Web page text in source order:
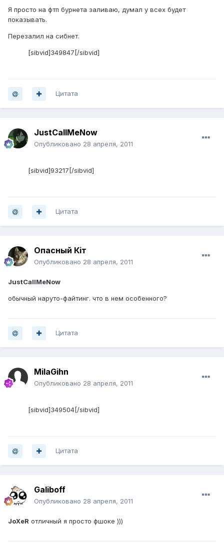
Я просто на фтп бурнета заливаю, думал у всех будет
показывать.
Перезалил на сибнет.
[sibvid]349847[/sibvid]
Цитата
JustCallMeNow
Опубликовано 28 апреля, 2011
[sibvid]93217[/sibvid]
Цитата
Опасный Кiт
Опубликовано 28 апреля, 2011
JustCallMeNow
обычный наруто-файтинг. что в нем особенного?
Цитата
MilaGihn
Опубликовано 28 апреля, 2011
[sibvid]349504[/sibvid]
Цитата
Galiboff
Опубликовано 28 апреля, 2011
JoXeR отличный я просто фшоке )))